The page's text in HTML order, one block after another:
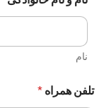
نام
تلفن همراه*